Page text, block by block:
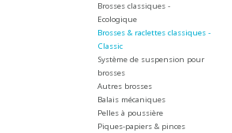
Brosses classiques -
Ecologique
Brosses & raclettes classiques -
Classic
Système de suspension pour
brosses
Autres brosses
Balais mécaniques
Pelles à poussière
Piques-papiers & pinces